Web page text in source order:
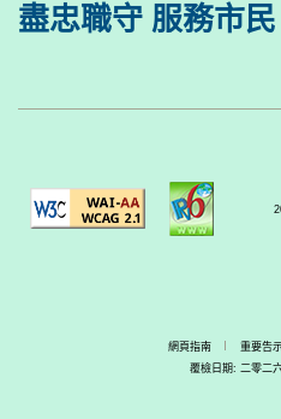
盡忠職守 服務市民
網頁指南 重要告
覆檢日期: 二零二